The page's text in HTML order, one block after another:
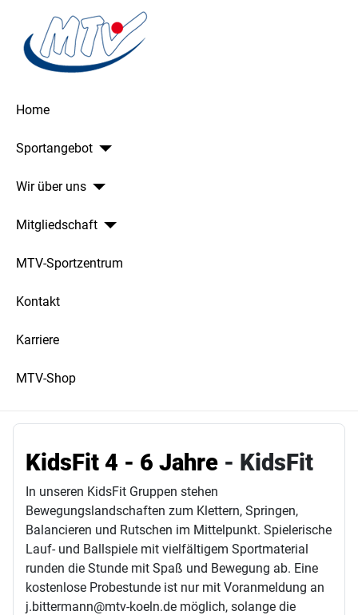
Home
Sportangebot
Wir über uns
Mitgliedschaft
MTV-Sportzentrum
Kontakt
Karriere
MTV-Shop
KidsFit 4 - 6 Jahre - KidsFit
In unseren KidsFit Gruppen stehen
Bewegungslandschaften zum Klettern, Springen,
Balancieren und Rutschen im Mittelpunkt. Spielerische
Lauf- und Ballspiele mit vielfältigem Sportmaterial
runden die Stunde mit Spaß und Bewegung ab. Eine
kostenlose Probestunde ist nur mit Voranmeldung an
j.bittermann@mtv-koeln.de möglich, solange die